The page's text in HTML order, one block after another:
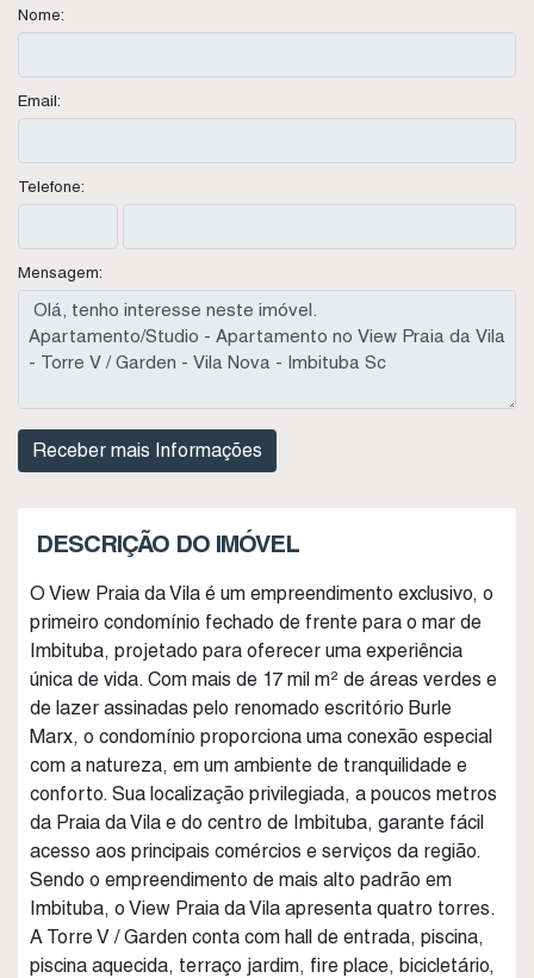
Nome:
Email:
Telefone:
Mensagem:
DESCRIÇÃO DO IMÓVEL
O View Praia da Vila é um empreendimento exclusivo, o
primeiro condomínio fechado de frente para o mar de
Imbituba, projetado para oferecer uma experiência
única de vida. Com mais de 17 mil m² de áreas verdes e
de lazer assinadas pelo renomado escritório Burle
Marx, o condomínio proporciona uma conexão especial
com a natureza, em um ambiente de tranquilidade e
conforto. Sua localização privilegiada, a poucos metros
da Praia da Vila e do centro de Imbituba, garante fácil
acesso aos principais comércios e serviços da região.
Sendo o empreendimento de mais alto padrão em
Imbituba, o View Praia da Vila apresenta quatro torres.
A Torre V / Garden conta com hall de entrada, piscina,
piscina aquecida, terraço jardim, fire place, bicicletário,